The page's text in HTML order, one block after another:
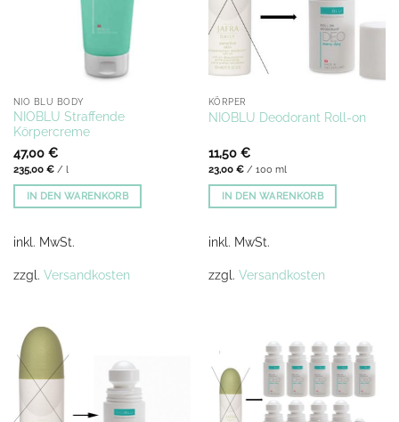
NIO BLU BODY
NIOBLU Straffende
Körpercreme
47,00 €
235,00 €/ l
IN DEN WARENKORB
inkl. MwSt.
zzgl. Versandkosten
KÖRPER
NIOBLU Deodorant Roll-on
11,50 €
23,00 €/ 100 ml
IN DEN WARENKORB
inkl. MwSt.
zzgl. Versandkosten